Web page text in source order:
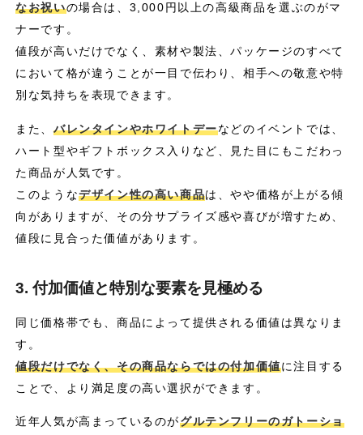
なお祝いの場合は、3,000円以上の高級商品を選ぶのがマ
ナーです。
値段が高いだけでなく、素材や製法、パッケージのすべて
において格が違うことが一目で伝わり、相手への敬意や特
別な気持ちを表現できます。
また、 バレンタインやホワイトデーなどのイベントでは、
ハート型やギフトボックス入りなど、見た目にもこだわっ
た商品が人気です。
このようなデザイン性の高い商品は、やや価格が上がる傾
向がありますが、その分サプライズ感や喜びが増すため、
値段に見合った価値があります。
3. 付加価値と特別な要素を見極める
同じ価格帯でも、商品によって提供される価値は異なりま
す。
値段だけでなく、その商品ならではの付加価値に注目する
ことで、より満足度の高い選択ができます。
近年人気が高まっているのがグルテンフリーのガトーショ